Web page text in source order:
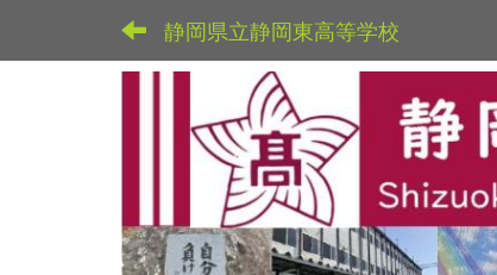
静岡県立静岡東高等学校